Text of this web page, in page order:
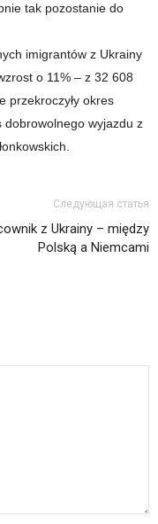
tak pozostanie do
imigrantów z Ukrainy
o 11% – z 32 608
przekroczyły okres
dobrowolnego wyjazdu z
Следующая статья
z Ukrainy – między
Polską a Niemcami